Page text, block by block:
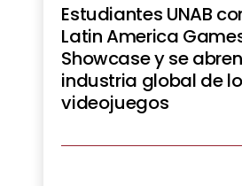
Estudiantes UNAB
Latin America
Showcase y se
industria global de
videojuegos